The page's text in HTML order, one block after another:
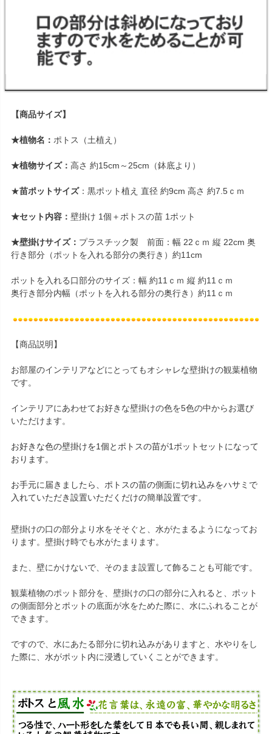
【商品サイズ】
★植物名： ポトス（土植え）
★植物サイズ： 高さ 約15cm～25cm（鉢底より）
★苗ポットサイズ：黒ポット植え 直径 約9cm 高さ 約7.5ｃｍ
★セット内容： 壁掛け 1個＋ポトスの苗 1ポット
★壁掛けサイズ： プラスチック製 前面：幅 22ｃｍ 縦 22cm 奥
行き部分（ポットを入れる部分の奥行き）約11cm
ポットを入れる口部分のサイズ：幅 約11ｃｍ 縦 約11ｃｍ
奥行き部分内幅（ポットを入れる部分の奥行き）約11ｃｍ
【商品説明】
お部屋のインテリアなどにとってもオシャレな壁掛けの観葉植物
です。
インテリアにあわせてお好きな壁掛けの色を5色の中からお選び
いただけます。
お好きな色の壁掛けを1個とポトスの苗が1ポットセットになって
おります。
お手元に届きましたら、ポトスの苗の側面に切れ込みをハサミで
入れていただき設置いただくだけの簡単設置です。
壁掛けの口の部分より水をそそぐと、水がたまるようになってお
ります。壁掛け時でも水がたまります。
また、壁にかけないで、そのまま設置して飾ることも可能です。
観葉植物のポット部分を、壁掛けの口の部分に入れると、ポット
の側面部分とポットの底面が水をためた際に、水にふれることが
できます。
ですので、水にあたる部分に切れ込みがありますと、水やりをし
た際に、水がポット内に浸透していくことができます。